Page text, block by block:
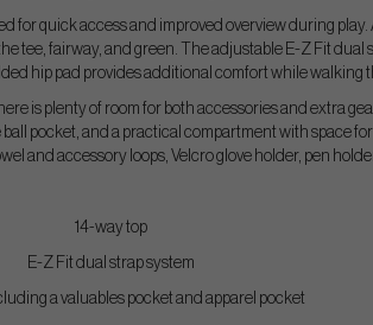
for quick access and improved overview during
tee, fairway, and green. The adjustable E-Z Fit dual
hip pad provides additional comfort while walking
is plenty of room for both accessories and extra
pocket, and a practical compartment with space
and accessory loops, Velcro glove holder, pen
14-way top
E-Z Fit dual strap system
a valuables pocket and apparel pocket